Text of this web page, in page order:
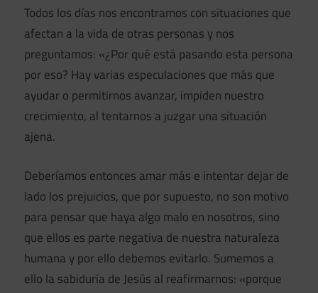
Todos los días nos encontramos con situaciones que
afectan a la vida de otras personas y nos
preguntamos: «¿Por qué está pasando esta persona
por eso? Hay varias especulaciones que más que
ayudar o permitirnos avanzar, impiden nuestro
crecimiento, al tentarnos a juzgar una situación
ajena.
Deberíamos entonces amar más e intentar dejar de
lado los prejuicios, que por supuesto, no son motivo
para pensar que haya algo malo en nosotros, sino
que ellos es parte negativa de nuestra naturaleza
humana y por ello debemos evitarlo. Sumemos a
ello la sabiduría de Jesús al reafirmarnos: «porque